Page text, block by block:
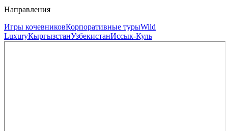
Направления
Игры кочевниковКорпоративные турыWild
LuxuryКыргызстанУзбекистанИссык-Куль